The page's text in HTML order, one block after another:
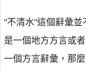
"不清水"這個辭彙
是一個地方方言或
一個方言辭彙，那